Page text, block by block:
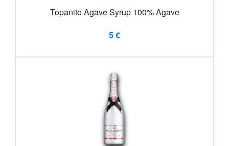
Topanito Agave Syrup 100% Agave
5 €